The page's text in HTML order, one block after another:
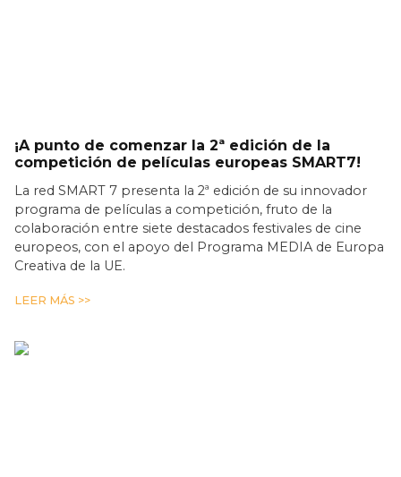
¡A punto de comenzar la 2ª edición de la
competición de películas europeas SMART7!
La red SMART 7 presenta la 2ª edición de su innovador
programa de películas a competición, fruto de la
colaboración entre siete destacados festivales de cine
europeos, con el apoyo del Programa MEDIA de Europa
Creativa de la UE.
LEER MÁS >>